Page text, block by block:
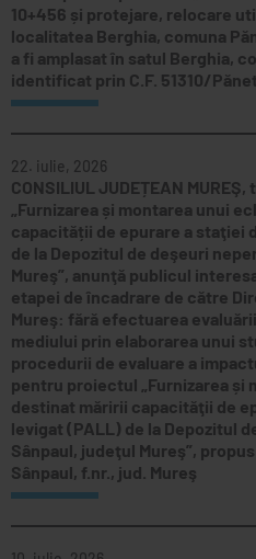
10+456 și protejare, relocare
localitatea Berghia, comuna
a fi amplasat în satul Berghia,
identificat prin C.F. 51310/
22. iulie, 2026
CONSILIUL JUDEȚEAN
„Furnizarea și montarea unui
capacității de epurare a staţiei
de la Depozitul de deşeuri
Mureş”, anunţă publicul
etapei de încadrare de către
Mureş: fără efectuarea
mediului prin elaborarea unui
procedurii de evaluare a
pentru proiectul „Furnizarea și
destinat măririi capacităţii de
levigat (PALL) de la Depozitul
Sânpaul, judeţul Mureş”,
Sânpaul, f.nr., jud. Mureş